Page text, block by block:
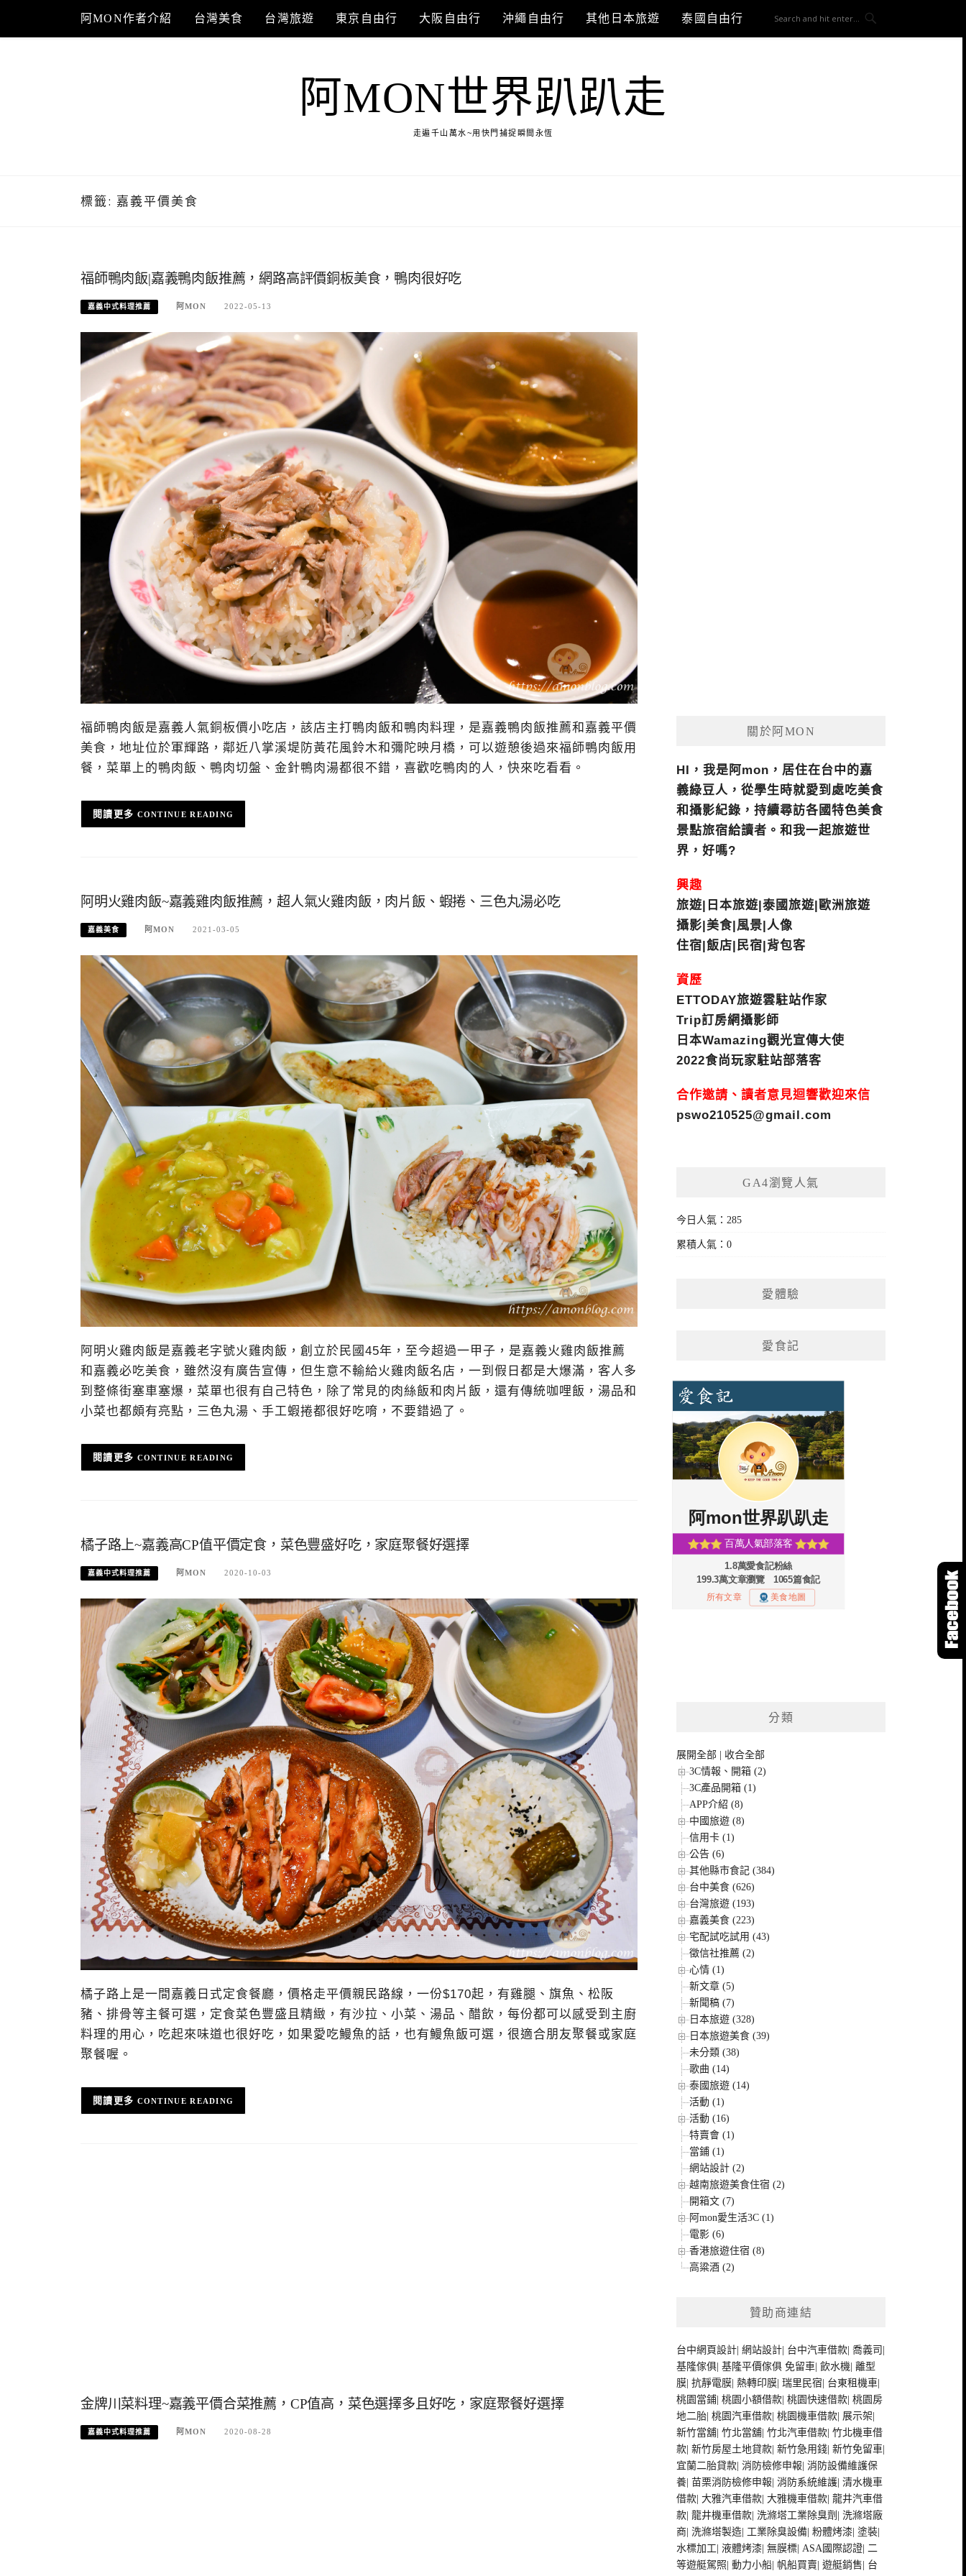
content
阿MON作者介紹 台灣美食 台灣旅遊 東京自由行 大阪自由行 沖繩自由行 其他日本旅遊 泰國自由行
阿MON世界趴趴走
走遍千山萬水~用快門捕捉瞬間永恆
標籤: 嘉義平價美食
福師鴨肉飯|嘉義鴨肉飯推薦，網路高評價銅板美食，鴨肉很好吃
嘉義中式料理推薦 阿MON 2022-05-13
福師鴨肉飯是嘉義人氣銅板價小吃店，該店主打鴨肉飯和鴨肉料理，是嘉義鴨肉飯推薦和嘉義平價
美食，地址位於軍輝路，鄰近八掌溪堤防黃花風鈴木和彌陀映月橋，可以遊憩後過來福師鴨肉飯用
餐，菜單上的鴨肉飯、鴨肉切盤、金針鴨肉湯都很不錯，喜歡吃鴨肉的人，快來吃看看。
CONTINUE READING
阿明火雞肉飯~嘉義雞肉飯推薦，超人氣火雞肉飯，肉片飯、蝦捲、三色丸湯必吃
嘉義美食 阿MON 2021-03-05
阿明火雞肉飯是嘉義老字號火雞肉飯，創立於民國45年，至今超過一甲子，是嘉義火雞肉飯推薦
和嘉義必吃美食，雖然沒有廣告宣傳，但生意不輸給火雞肉飯名店，一到假日都是大爆滿，客人多
到整條街塞車塞爆，菜單也很有自己特色，除了常見的肉絲飯和肉片飯，還有傳統咖哩飯，湯品和
小菜也都頗有亮點，三色丸湯、手工蝦捲都很好吃唷，不要錯過了。
CONTINUE READING
橘子路上~嘉義高CP值平價定食，菜色豐盛好吃，家庭聚餐好選擇
嘉義中式料理推薦 阿MON 2020-10-03
橘子路上是一間嘉義日式定食餐廳，價格走平價親民路線，一份$170起，有雞腿、旗魚、松阪
豬、排骨等主餐可選，定食菜色豐盛且精緻，有沙拉、小菜、湯品、醋飲，每份都可以感受到主廚
料理的用心，吃起來味道也很好吃，如果愛吃鰻魚的話，也有鰻魚飯可選，很適合朋友聚餐或家庭
聚餐喔。
CONTINUE READING
金牌川菜料理~嘉義平價合菜推薦，CP值高，菜色選擇多且好吃，家庭聚餐好選擇
嘉義中式料理推薦 阿MON 2020-08-28
關於阿MON
HI，我是阿mon，居住在台中的嘉
義綠豆人，從學生時就愛到處吃美食
和攝影紀錄，持續尋訪各國特色美食
景點旅宿給讀者。和我一起旅遊世
界，好嗎?
興趣
旅遊|日本旅遊|泰國旅遊|歐洲旅遊
攝影|美食|風景|人像
住宿|飯店|民宿|背包客
資歷
ETTODAY旅遊雲駐站作家
Trip訂房網攝影師
日本Wamazing觀光宣傳大使
2022食尚玩家駐站部落客
合作邀請、讀者意見迴響歡迎來信
pswo210525@gmail.com
GA4瀏覽人氣
今日人氣：285
累積人氣：0
愛體驗
愛食記
分類
展開全部
收合全部
3C情報、開箱 (2)
3C產品開箱 (1)
APP介紹 (8)
中國旅遊 (8)
信用卡 (1)
公告 (6)
其他縣市食記 (384)
台中美食 (626)
台灣旅遊 (193)
嘉義美食 (223)
宅配試吃試用 (43)
徵信社推薦 (2)
心情 (1)
新文章 (5)
新聞稿 (7)
日本旅遊 (328)
日本旅遊美食 (39)
未分類 (38)
歌曲 (14)
泰國旅遊 (14)
活動 (1)
活動 (16)
特賣會 (1)
當鋪 (1)
網站設計 (2)
越南旅遊美食住宿 (2)
開箱文 (7)
阿mon愛生活3C (1)
電影 (6)
香港旅遊住宿 (8)
高粱酒 (2)
贊助商連結
台中網頁設計 |網站設計 台中汽車借款 |喬義司
基隆傢俱 |基隆平價傢俱 免留車 |飲水機 |離型
膜 |抗靜電膜 |熱轉印膜 |瑞里民宿 台東租機車
桃園當鋪 |桃園小額借款 |桃園快速借款 |桃園房
地二胎 |桃園汽車借款 |桃園機車借款 展示架
新竹當舖 |竹北當舖 |竹北汽車借款 |竹北機車借
款 |新竹房屋土地貸款 |新竹急用錢 |新竹免留車
宜蘭二胎貸款 |消防檢修申報 |消防設備維護保
養 |苗栗消防檢修申報 |消防系統維護 |清水機車
借款 |大雅汽車借款 |大雅機車借款 |龍井汽車借
款 |龍井機車借款 洗滌塔工業除臭劑
洗滌塔廠
商 洗滌塔製造 工業除臭設備 |粉體烤漆 |塗裝
水標加工 |液體烤漆 |無膜標 |ASA國際認證 |二
等遊艇駕照 |動力小船 帆船買賣 |遊艇銷售 台